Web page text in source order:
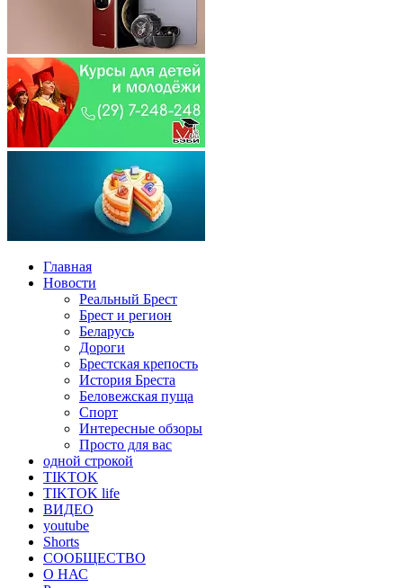
Главная
Новости
Реальный Брест
Брест и регион
Беларусь
Дороги
Брестская крепость
История Бреста
Беловежская пуща
Спорт
Интересные обзоры
Просто для вас
одной строкой
TIKTOK
TIKTOK life
ВИДЕО
youtube
Shorts
СООБЩЕСТВО
О НАС